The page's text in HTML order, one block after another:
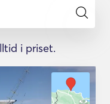
i priset.